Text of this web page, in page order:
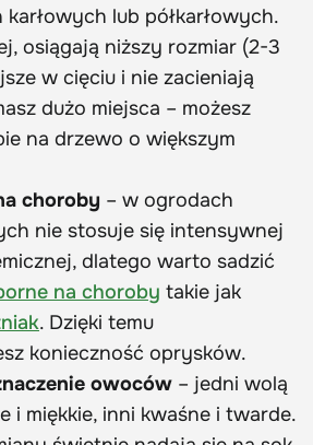
karłowych lub półkarłowych.
osiągają niższy rozmiar (2-3
w cięciu i nie zacieniają
dużo miejsca – możesz
na drzewo o większym
choroby – w ogrodach
nie stosuje się intensywnej
dlatego warto sadzić
na choroby takie jak
. Dzięki temu
konieczność oprysków.
owoców – jedni wolą
i miękkie, inni kwaśne i twarde.